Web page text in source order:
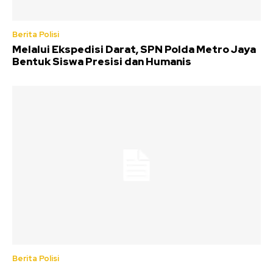
Berita Polisi
Melalui Ekspedisi Darat, SPN Polda Metro Jaya
Bentuk Siswa Presisi dan Humanis
Berita Polisi